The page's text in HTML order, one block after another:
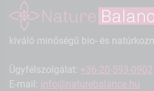
kiváló minőségű bio- és
Ügyfélszolgálat: +36-20-593-0902
E-mail: info@naturebalance.hu